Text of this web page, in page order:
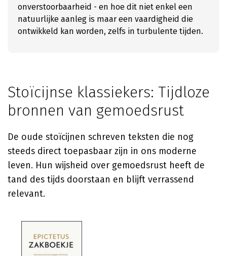
onverstoorbaarheid - en hoe dit niet enkel een
natuurlijke aanleg is maar een vaardigheid die
ontwikkeld kan worden, zelfs in turbulente tijden.
Stoïcijnse klassiekers: Tijdloze
bronnen van gemoedsrust
De oude stoïcijnen schreven teksten die nog
steeds direct toepasbaar zijn in ons moderne
leven. Hun wijsheid over gemoedsrust heeft de
tand des tijds doorstaan en blijft verrassend
relevant.